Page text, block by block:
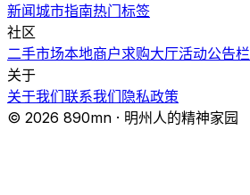
新闻城市指南热门标签
社区
二手市场本地商户求购大厅活动公告栏
关于
关于我们联系我们隐私政策
© 2026 890mn · 明州人的精神家园